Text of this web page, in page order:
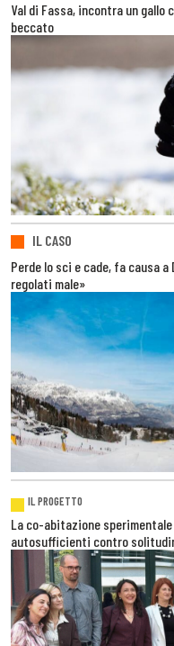
Val di Fassa, incontra un
beccato
IL CASO
Perde lo sci e cade, fa causa
regolati male»
IL PROGETTO
La co-abitazione sperimentale
autosufficienti contro